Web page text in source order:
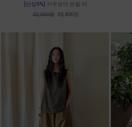
[신상5%] 카우보이 반팔 티
32,000원 30,400원